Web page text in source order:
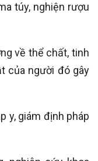
túy, nghiện rượu
về thể chất, tinh
của người đó gây
y, giám định pháp